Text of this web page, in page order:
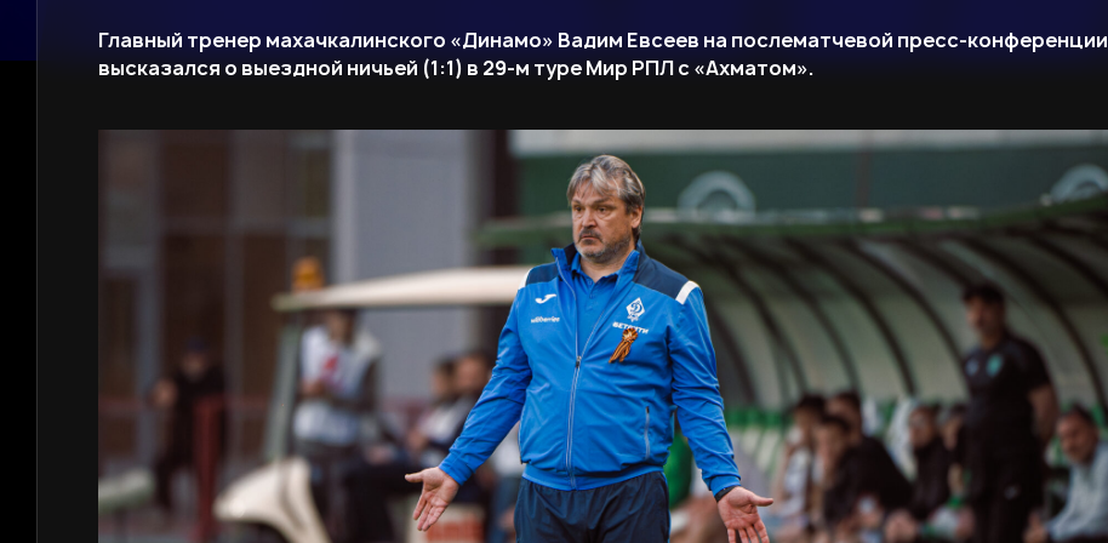
Главный тренер махачкалинского «Динамо» Вадим Евсеев на послематчевой пресс-конференции
высказался о выездной ничьей (1:1) в 29-м туре Мир РПЛ с «Ахматом».